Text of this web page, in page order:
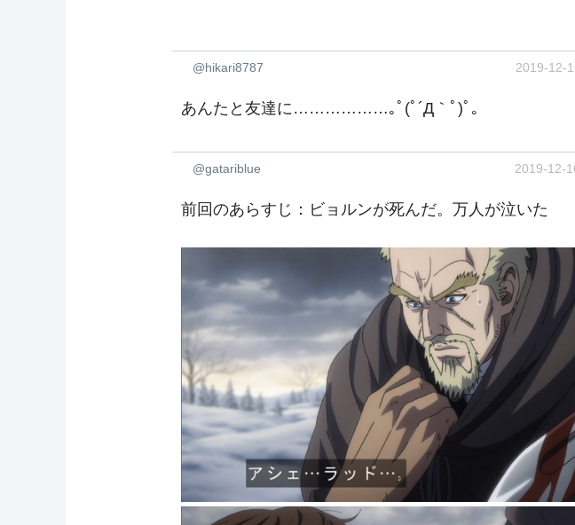
@hikari8787 2019-12-
あんたと友達に………………｡ﾟ(ﾟ´Д｀ﾟ)ﾟ｡
@gatariblue 2019-12-
前回のあらすじ：ビョルンが死んだ。万人が泣いた